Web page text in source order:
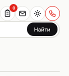
Найти
0